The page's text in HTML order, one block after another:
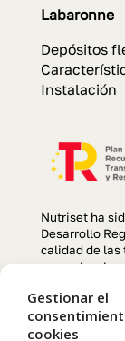
Gestionar el
cookies
Labaronne
Depósitos
Instalación
Nutriset ha
Desarrollo
calidad de las
optimización
año 2022.